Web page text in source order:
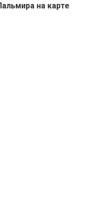
на карте